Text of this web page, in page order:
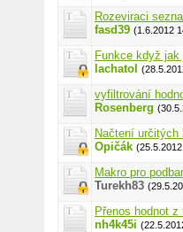
Rozeviraci
fasd39 (1.6.2012
Funkce když jak
lachatol
vyfiltrování
Rosenberg
Načtení určitých
Opičák
Makro pro
Turekh83
Přenos hodnot
nh4k45i